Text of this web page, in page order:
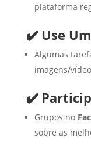
plataforma
✔️ Use
Algumas
imagens/
✔️
Grupos no
sobre as